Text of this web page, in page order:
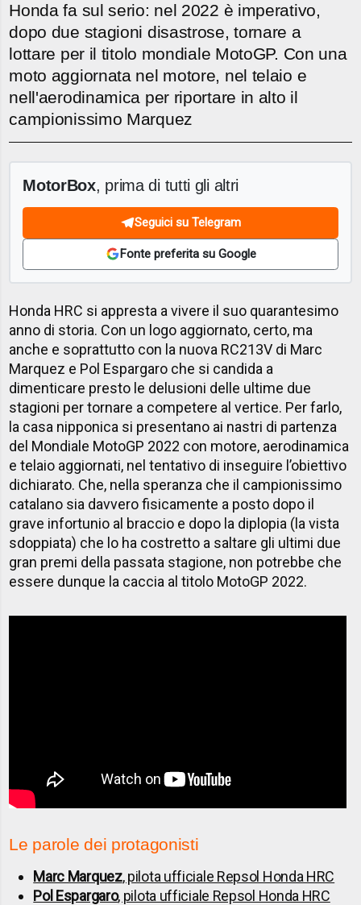
Honda fa sul serio: nel 2022 è imperativo,
dopo due stagioni disastrose, tornare a
lottare per il titolo mondiale MotoGP. Con una
moto aggiornata nel motore, nel telaio e
nell'aerodinamica per riportare in alto il
campionissimo Marquez
MotorBox, prima di tutti gli altri
Seguici su Telegram
Fonte preferita su Google
Honda HRC si appresta a vivere il suo quarantesimo
anno di storia. Con un logo aggiornato, certo, ma
anche e soprattutto con la nuova RC213V di Marc
Marquez e Pol Espargaro che si candida a
dimenticare presto le delusioni delle ultime due
stagioni per tornare a competere al vertice. Per farlo,
la casa nipponica si presentano ai nastri di partenza
del Mondiale MotoGP 2022 con motore, aerodinamica
e telaio aggiornati, nel tentativo di inseguire l’obiettivo
dichiarato. Che, nella speranza che il campionissimo
catalano sia davvero fisicamente a posto dopo il
grave infortunio al braccio e dopo la diplopia (la vista
sdoppiata) che lo ha costretto a saltare gli ultimi due
gran premi della passata stagione, non potrebbe che
essere dunque la caccia al titolo MotoGP 2022.
Le parole dei protagonisti
Marc Marquez, pilota ufficiale Repsol Honda HRC
Pol Espargaro, pilota ufficiale Repsol Honda HRC